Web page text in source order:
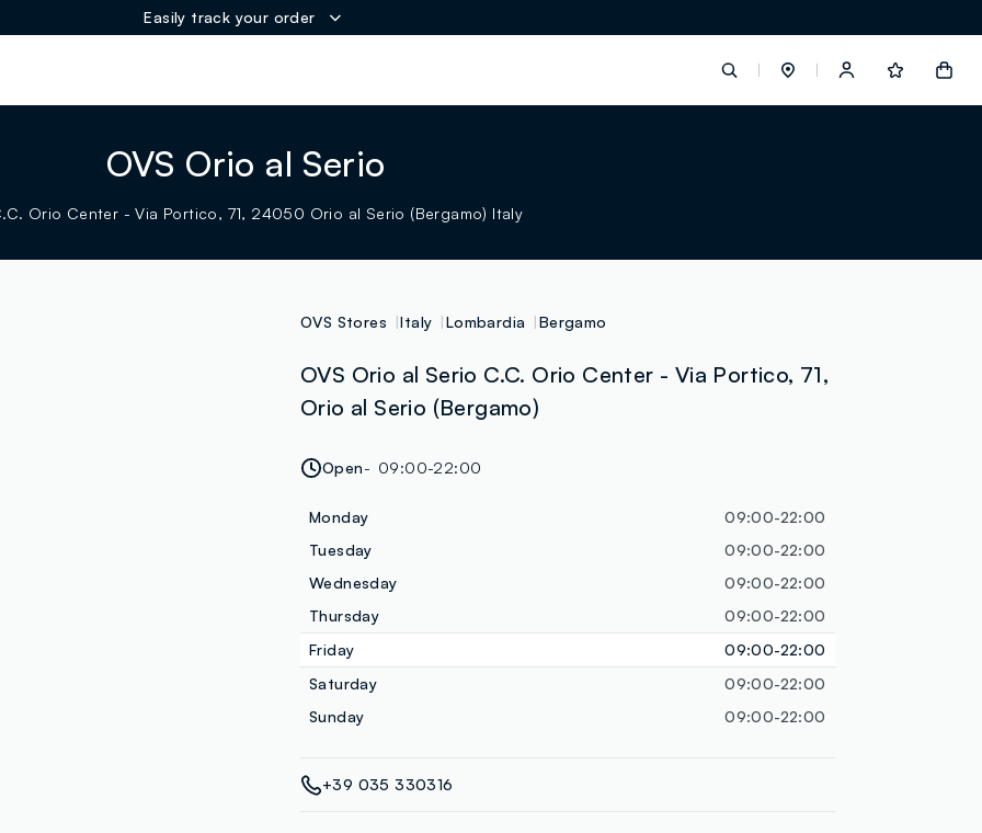
Easily track your order
OVS Orio al Serio
Orio Center - Via Portico, 71, 24050 Orio al Serio (Bergamo) Italy
OVS Stores Italy Lombardia Bergamo
OVS Orio al Serio C.C. Orio Center - Via Portico, 71,
Orio al Serio (Bergamo)
Open 09:00-22:00
Monday
09:00-22:00
Tuesday
09:00-22:00
Wednesday
09:00-22:00
Thursday
09:00-22:00
Friday
09:00-22:00
Saturday
09:00-22:00
Sunday
09:00-22:00
+39 035 330316